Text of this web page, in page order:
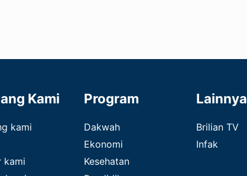
Kami
kami
kami
Program
Dakwah
Ekonomi
Kesehatan
Lainnya
Brilian TV
Infak